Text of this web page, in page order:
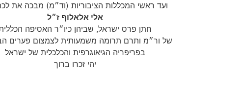
ועד ראשי המכללות הציבוריות (וד״מ) מבכה את
אלי אלאלוף ז״ל
חתן פרס ישראל, שביהן כיו״ר האסיפה
של ור״מ ותרם תרומה משמעותית לצמצום פערים
בפריפריה הגיאוגרפית והכלכלית של ישראל
יהי זכרו ברוך